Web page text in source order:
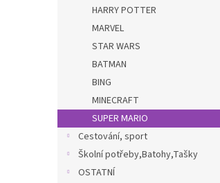
HARRY POTTER
MARVEL
STAR WARS
BATMAN
BING
MINECRAFT
SUPER MARIO
Cestování, sport
Školní potřeby,Batohy,Tašky
OSTATNÍ